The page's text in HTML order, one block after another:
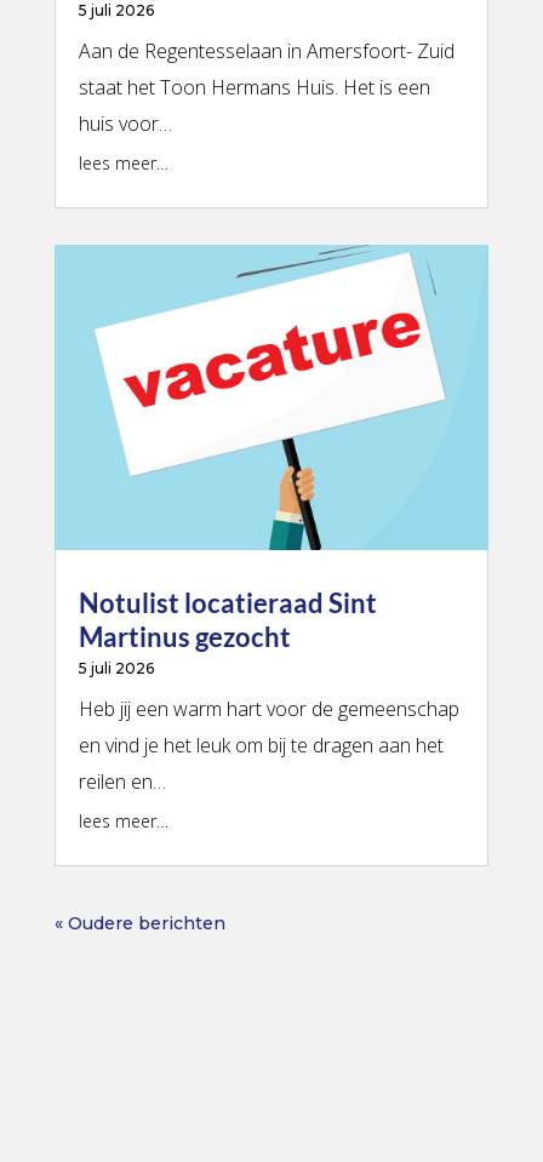
5 juli 2026
Aan de Regentesselaan in Amersfoort- Zuid
staat het Toon Hermans Huis. Het is een
huis voor…
lees meer…
Notulist locatieraad Sint
Martinus gezocht
5 juli 2026
Heb jij een warm hart voor de gemeenschap
en vind je het leuk om bij te dragen aan het
reilen en…
lees meer…
« Oudere berichten